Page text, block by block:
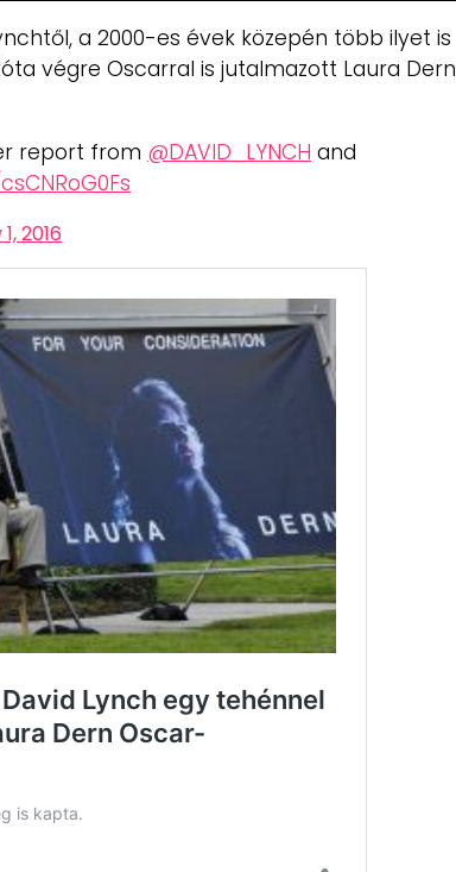
a 2000-es évek közepén több ilyet is
végre Oscarral is jutalmazott Laura Dern
report from @DAVID_LYNCH and
2016